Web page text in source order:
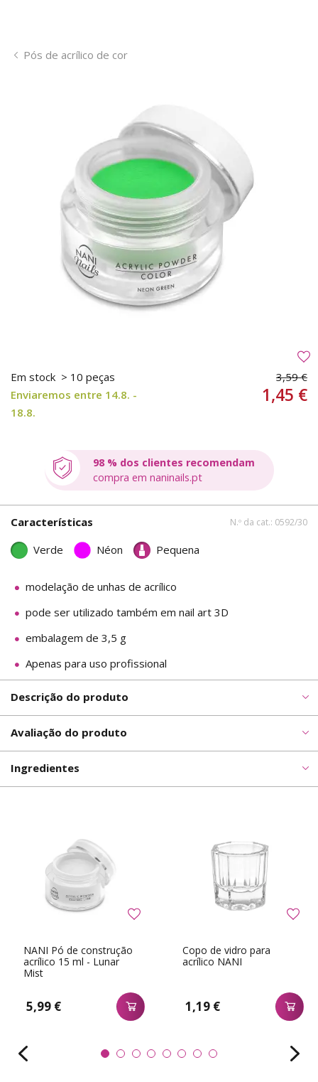
Pós de acrílico de cor
Em stock > 10 peças
Enviaremos entre 14.8. -
18.8.
3,59 €
1,45 €
98 % dos clientes recomendam
compra em naninails.pt
Características N.º da cat.: 0592/30
Verde Néon Pequena
modelação de unhas de acrílico
pode ser utilizado também em nail art 3D
embalagem de 3,5 g
Apenas para uso profissional
Descrição do produto
Avaliação do produto
Ingredientes
NANI Pó de construção
acrílico 15 ml - Lunar
Mist
5,99 €
Copo de vidro para
acrílico NANI
1,19 €